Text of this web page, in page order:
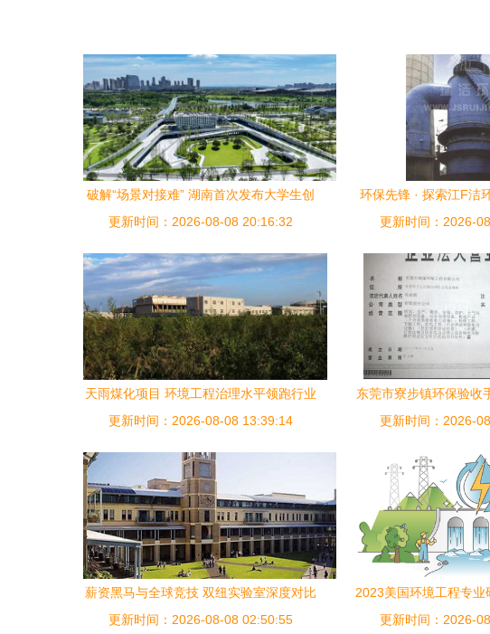
破解“场景对接难” 湖南首次发布大学生创
业需求清单四类领域
更新时间：2026-08-08 20:16:32
环保先锋 · 探索江F洁
技术与应
更新时间：2026-
天雨煤化项目 环境工程治理水平领跑行业
先锋
更新时间：2026-08-08 13:39:14
东莞市寮步镇环保验收
样板图与绿深环境
更新时间：2026-
薪资黑马与全球竞技 双纽实验室深度对比
——谁才是新时代留子的梦中情专与理想
更新时间：2026-08-08 02:50:55
2023美国环境工程专
名次变化
更新时间：2026-